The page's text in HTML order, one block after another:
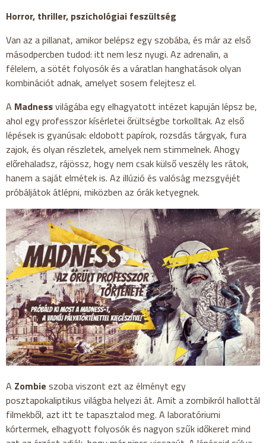
Horror, thriller, pszichológiai feszültség
Van az a pillanat, amikor belépsz egy szobába, és már az első
másodpercben tudod: itt nem lesz nyugi. Az adrenalin, a
félelem, a sötét folyosók és a váratlan hanghatások olyan
kombinációt adnak, amelyet sosem felejtesz el.
A Madnessvilágába egy elhagyatott intézet kapuján lépsz be,
ahol egy professzor kísérletei őrültségbe torkolltak. Az első
lépések is gyanúsak: eldobott papírok, rozsdás tárgyak, fura
zajok, és olyan részletek, amelyek nem stimmelnek. Ahogy
előrehaladsz, rájössz, hogy nem csak külső veszély les rátok,
hanem a saját elmétek is. Az illúzió és valóság mezsgyéjét
próbáljátok átlépni, miközben az órák ketyegnek.
A Zombie szoba viszont ezt az élményt egy
posztapokaliptikus világba helyezi át. Amit a zombikról hallottál
filmekből, azt itt te tapasztalod meg. A laboratóriumi
kórtermek, elhagyott folyosók és nagyon szűk időkeret mind